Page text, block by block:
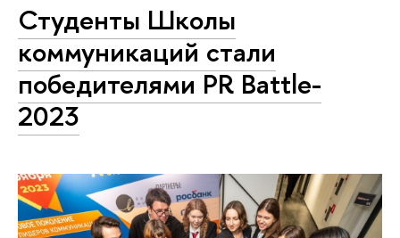
Студенты Школы
коммуникаций стали
победителями PR Battle-
2023